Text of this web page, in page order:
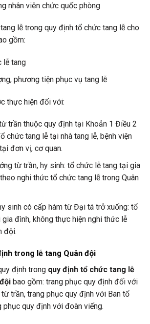
nhân viên chức quốc phòng
lễ trong quy định tổ chức tang lễ cho
gồm:
lễ tang
phương tiện phục vụ tang lễ
thực hiện đối với:
trần thuộc quy định tại Khoản 1 Điều 2
chức tang lễ tại nhà tang lễ, bệnh viện
đơn vị, cơ quan.
từ trần, hy sinh: tổ chức lễ tang tại gia
nghi thức tổ chức tang lễ trong Quân
sinh có cấp hàm từ Đại tá trở xuống: tổ
đình, không thực hiện nghi thức lễ
đội.
trong lễ tang Quân đội
định trong quy định tổ chức tang lễ
bao gồm: trang phục quy định đối với
từ trần, trang phục quy định với Ban tổ
phục quy định với đoàn viếng.